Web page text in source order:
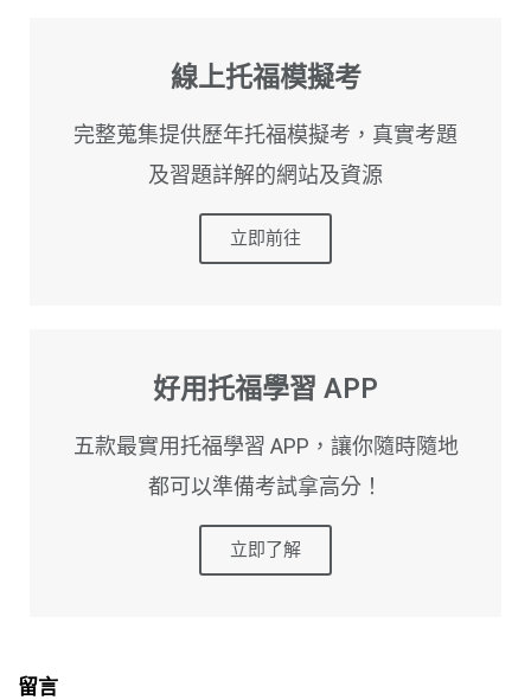
線上托福模擬考
完整蒐集提供歷年托福模擬考，真實考題
及習題詳解的網站及資源
立即前往
好用托福學習 APP
五款最實用托福學習 APP，讓你隨時隨地
都可以準備考試拿高分！
立即了解
留言